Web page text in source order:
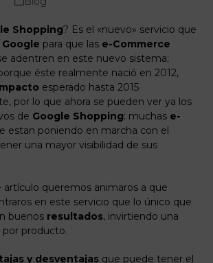
Shopping? Es el «nuevo» servicio que
Google para que las e-Commerce
adentren en este nuevo sistema;
éste realmente nació en 2012,
esperado hasta 2015
por lo que ahora se pueden ver ya los
de Google Shopping: muchas e-
estan poniendo en marcha con el
una mayor visibilidad de sus
artículo queremos animaros a que
en este servicio que lo único que
buenos resultados, invirtiendo una
producto.
y desventajas que puede tener el